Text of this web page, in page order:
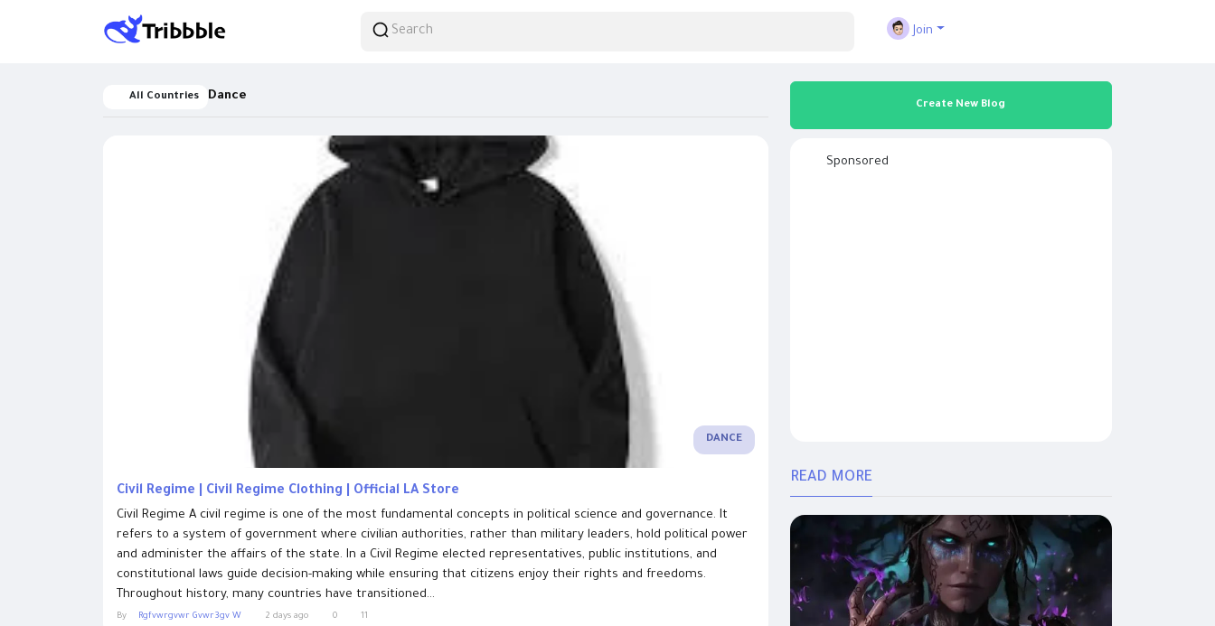
Join
Dance
All Countries
DANCE
Civil Regime | Civil Regime Clothing | Official LA Store
Civil Regime A civil regime is one of the most fundamental concepts in political science and governance. It
refers to a system of government where civilian authorities, rather than military leaders, hold political power
and administer the affairs of the state. In a Civil Regime elected representatives, public institutions, and
constitutional laws guide decision-making while ensuring that citizens enjoy their rights and freedoms.
Throughout history, many countries have transitioned...
By Rgfvwrgvwr Gvwr3gv W 2 days ago 0 11
Create New Blog
Sponsored
READ MORE